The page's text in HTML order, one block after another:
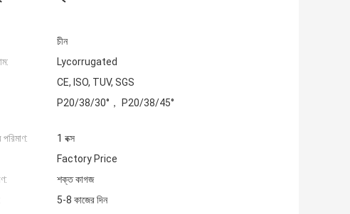
চীন
Lycorrugated
CE, ISO, TUV, SGS
P20/38/30°， P20/38/45°
পরিমাণ:
1 বক্স
Factory Price
শক্ত কাগজ
5-8 কাজের দিন